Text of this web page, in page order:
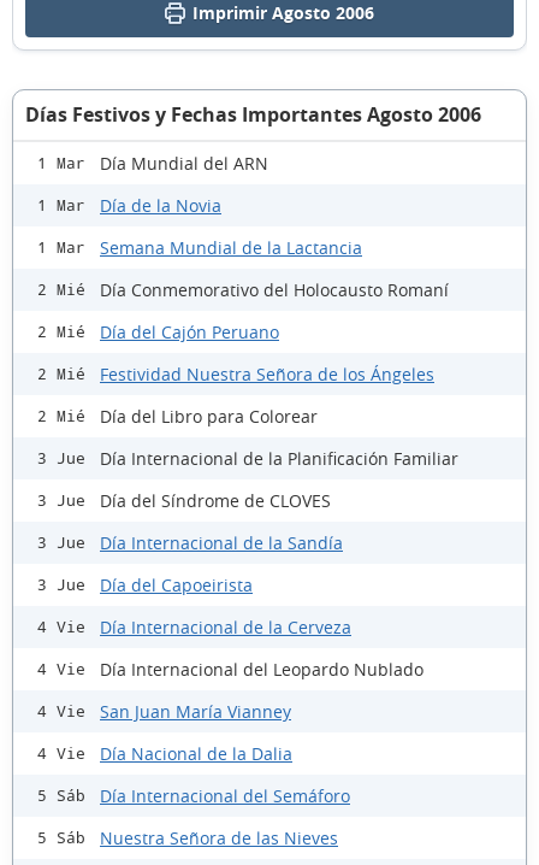
Imprimir Agosto 2006
Días Festivos y Fechas Importantes Agosto 2006
1 Mar Día Mundial del ARN
1 Mar Día de la Novia
1 Mar Semana Mundial de la Lactancia
2 Mié Día Conmemorativo del Holocausto Romaní
2 Mié Día del Cajón Peruano
2 Mié Festividad Nuestra Señora de los Ángeles
2 Mié Día del Libro para Colorear
3 Jue Día Internacional de la Planificación Familiar
3 Jue Día del Síndrome de CLOVES
3 Jue Día Internacional de la Sandía
3 Jue Día del Capoeirista
4 Vie Día Internacional de la Cerveza
4 Vie Día Internacional del Leopardo Nublado
4 Vie San Juan María Vianney
4 Vie Día Nacional de la Dalia
5 Sáb Día Internacional del Semáforo
5 Sáb Nuestra Señora de las Nieves